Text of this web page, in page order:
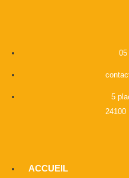
05
5
24100
ACCUEIL